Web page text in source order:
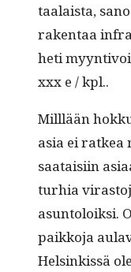
taalaista,
rak­en­taa
heti
xxx e / kpl..
Mil­l­lään
asia ei
saataisi­in
turhia
asun­toloik­si.
paikko­ja
Helsinkissä